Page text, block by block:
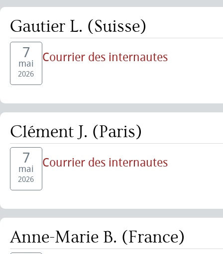
Gautier L. (Suisse)
7
mai
2026
Courrier des internautes
Clément J. (Paris)
7
mai
2026
Courrier des internautes
Anne-Marie B. (France)